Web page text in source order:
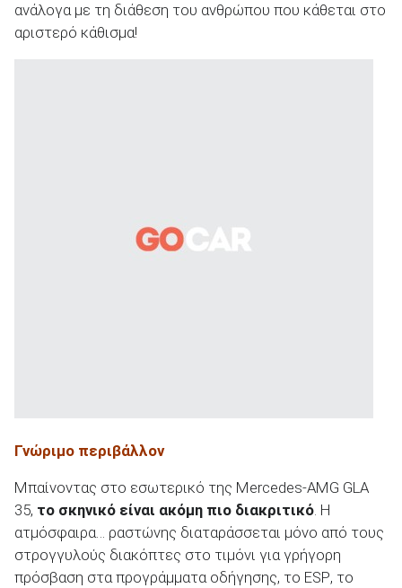
ανάλογα με τη διάθεση του ανθρώπου που κάθεται στο
αριστερό κάθισμα!
Γνώριμο περιβάλλον
Μπαίνοντας στο εσωτερικό της Mercedes-AMG GLA
35, το σκηνικό είναι ακόμη πιο διακριτικό. Η
ατμόσφαιρα… ραστώνης διαταράσσεται μόνο από τους
στρογγυλούς διακόπτες στο τιμόνι για γρήγορη
πρόσβαση στα προγράμματα οδήγησης, το ESP, το